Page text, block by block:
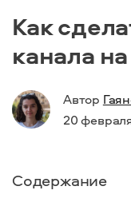
Как
канала
Автор
20
Содержание